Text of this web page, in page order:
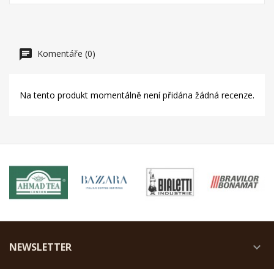
Komentáře (0)
Na tento produkt momentálně není přidána žádná recenze.
NEWSLETTER 